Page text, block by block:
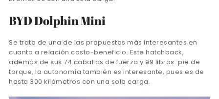
BYD Dolphin Mini
Se trata de una de las propuestas más interesantes en
cuanto a relación costo-beneficio. Este hatchback,
además de sus 74 caballos de fuerza y 99 libras-pie de
torque, la autonomía también es interesante, pues es de
hasta 300 kilómetros con una sola carga.